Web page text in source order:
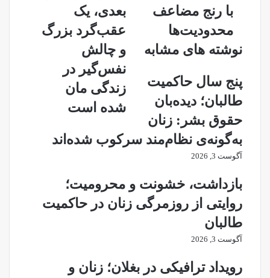
بعدی،
یک
عقب‌گرد
بزرگ
و
چالش
نفس‌گیر
در
مان
شده
بعدی، یک
عقب‌گرد بزرگ
و چالش
نفس‌گیر در
زندگی مان
شده است
معلولیت
با
رنج
مضاعف
محدودیت‌ها
با رنج مضاعف
محدودیت‌ها
نوشته های مشابه
پنج سال حاکمیت
طالبان؛ دیده‌بان
حقوق بشر: زنان
به‌گونه‌ی نظام‌مند سرکوب شده‌اند
آگوست 3, 2026
بازداشت، خشونت و محرومیت؛
روایتی از روزمرگی زنان در حاکمیت
طالبان
آگوست 3, 2026
رویداد ترافیکی در بغلان؛ زنان و